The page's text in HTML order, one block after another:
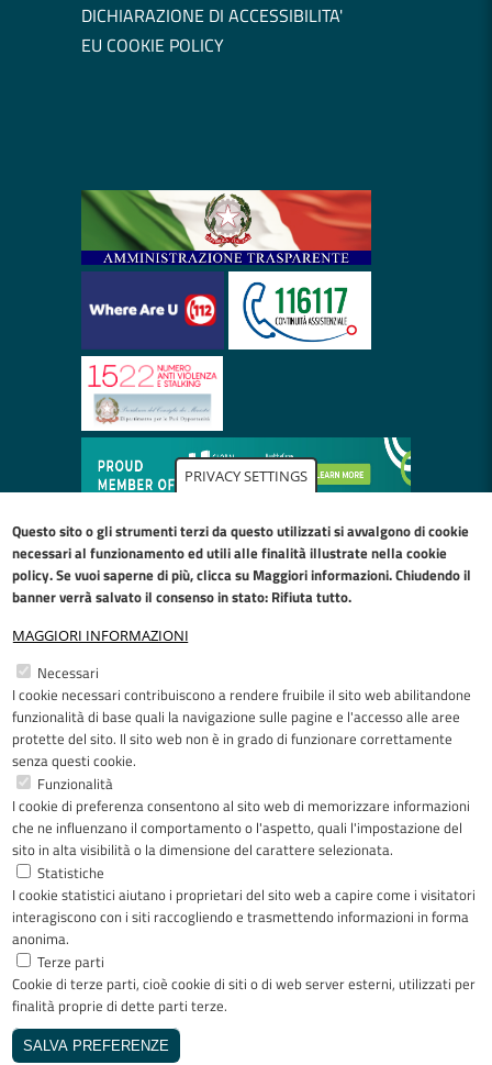
PRIVACY SETTINGS
Questo sito o gli strumenti terzi da questo utilizzati si avvalgono di cookie
necessari al funzionamento ed utili alle finalità illustrate nellacookie
policy. Se vuoi saperne di più, clicca su Maggiori informazioni. Chiudendo il
banner verrà salvato il consenso in stato: Rifiuta tutto.
MAGGIORI INFORMAZIONI
Necessari
I cookie necessari contribuiscono a rendere fruibile il sito web abilitandone
funzionalità di base quali la navigazione sulle pagine e l'accesso alle aree
protette del sito. Il sito web non è in grado di funzionare correttamente
senza questi cookie.
Funzionalità
I cookie di preferenza consentono al sito web di memorizzare informazioni
che ne influenzano il comportamento o l'aspetto, quali l'impostazione del
sito in alta visibilità o la dimensione del carattere selezionata.
Statistiche
I cookie statistici aiutano i proprietari del sito web a capire come i visitatori
interagiscono con i siti raccogliendo e trasmettendo informazioni in forma
anonima.
Terze parti
Cookie di terze parti, cioè cookie di siti o di web server esterni, utilizzati per
finalità proprie di dette parti terze.
SALVA PREFERENZE
DICHIARAZIONE DI ACCESSIBILITA'
EU COOKIE POLICY
Restiamo in contatto
FacebookYouTubeLinkedInInstagram
Riconoscimenti
Copyright © 2005-2023 - ASST Papa
Giovanni XXIII - Piazza OMS 1 24127
Bergamo - Tutti i diritti riservati